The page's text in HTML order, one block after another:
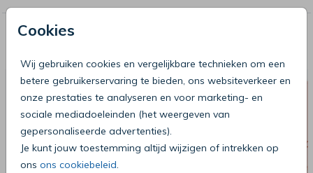
Cookies
Wij gebruiken cookies en vergelijkbare technieken om een
betere gebruikerservaring te bieden, ons websiteverkeer en
onze prestaties te analyseren en voor marketing- en
sociale mediadoeleinden (het weergeven van
gepersonaliseerde advertenties).
Je kunt jouw toestemming altijd wijzigen of intrekken op
ons ons cookiebeleid
Deze producten zijn wellicht ook iets
voor je